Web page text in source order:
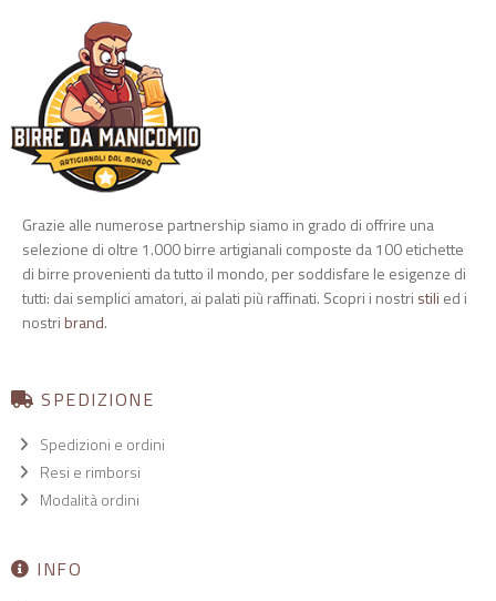
Grazie alle numerose partnership siamo in grado di offrire una
selezione di oltre 1.000 birre artigianali composte da 100 etichette
di birre provenienti da tutto il mondo, per soddisfare le esigenze di
tutti: dai semplici amatori, ai palati più raffinati. Scopri i nostri stili ed i
nostri brand.
SPEDIZIONE
Spedizioni e ordini
Resi e rimborsi
Modalità ordini
INFO